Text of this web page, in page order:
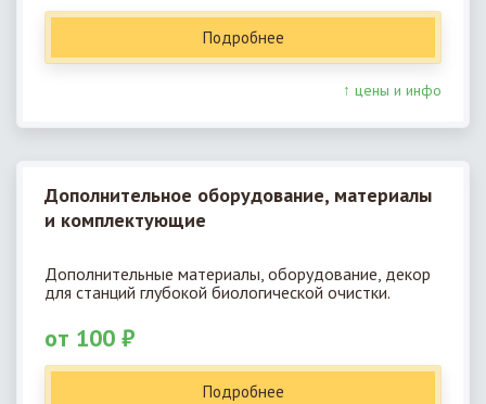
Подробнее
↑ цены и инфо
Дополнительное оборудование, материалы
и комплектующие
Дополнительные материалы, оборудование, декор
для станций глубокой биологической очистки.
от 100 ₽
Подробнее